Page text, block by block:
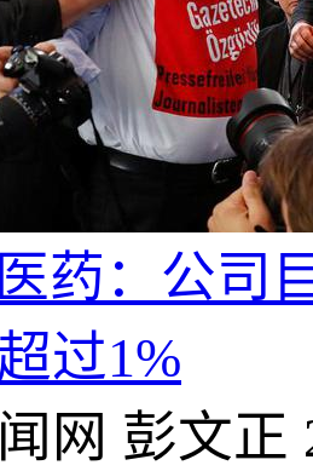
药：公司
过1%
网 彭文正